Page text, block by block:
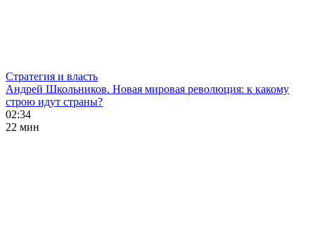
Стратегия и власть
Андрей Школьников. Новая мировая революция: к какому
строю идут страны?
02:34
22 мин